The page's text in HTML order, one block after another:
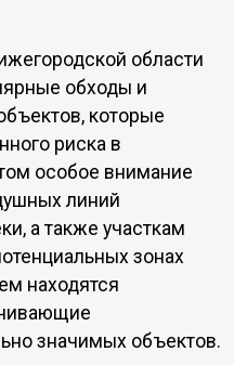
области
обходы и
которые
риска в
особое внимание
линий
а также участкам
зонах
находятся
значимых объектов.